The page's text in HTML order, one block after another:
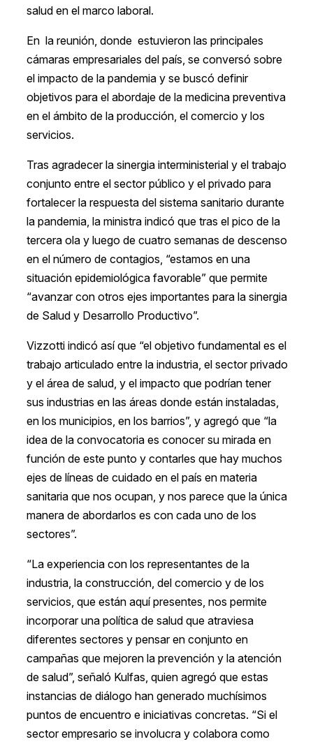
salud en el marco laboral.
En la reunión, donde estuvieron las principales
cámaras empresariales del país, se conversó sobre
el impacto de la pandemia y se buscó definir
objetivos para el abordaje de la medicina preventiva
en el ámbito de la producción, el comercio y los
servicios.
Tras agradecer la sinergia interministerial y el trabajo
conjunto entre el sector público y el privado para
fortalecer la respuesta del sistema sanitario durante
la pandemia, la ministra indicó que tras el pico de la
tercera ola y luego de cuatro semanas de descenso
en el número de contagios, “estamos en una
situación epidemiológica favorable” que permite
“avanzar con otros ejes importantes para la sinergia
de Salud y Desarrollo Productivo”.
Vizzotti indicó así que “el objetivo fundamental es el
trabajo articulado entre la industria, el sector privado
y el área de salud, y el impacto que podrían tener
sus industrias en las áreas donde están instaladas,
en los municipios, en los barrios”, y agregó que “la
idea de la convocatoria es conocer su mirada en
función de este punto y contarles que hay muchos
ejes de líneas de cuidado en el país en materia
sanitaria que nos ocupan, y nos parece que la única
manera de abordarlos es con cada uno de los
sectores”.
“La experiencia con los representantes de la
industria, la construcción, del comercio y de los
servicios, que están aquí presentes, nos permite
incorporar una política de salud que atraviesa
diferentes sectores y pensar en conjunto en
campañas que mejoren la prevención y la atención
de salud”, señaló Kulfas, quien agregó que estas
instancias de diálogo han generado muchísimos
puntos de encuentro e iniciativas concretas. “Si el
sector empresario se involucra y colabora como